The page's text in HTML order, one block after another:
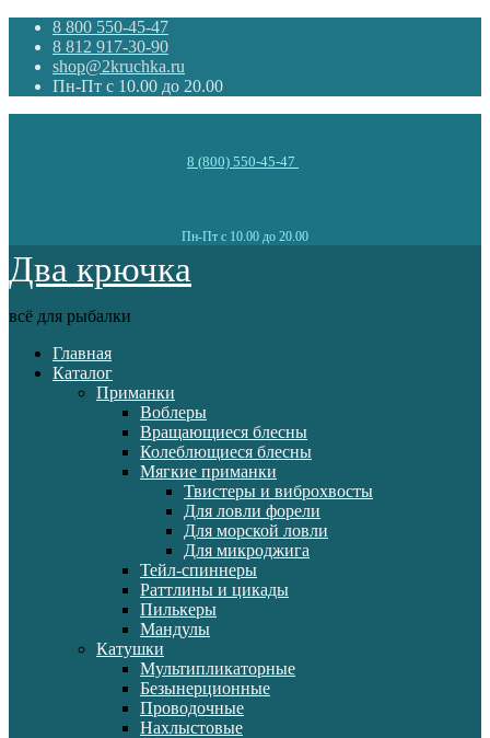
8 800 550-45-47
8 812 917-30-90
shop@2kruchka.ru
Пн-Пт с 10.00 до 20.00
8 (800) 550-45-47
Пн-Пт с 10.00 до 20.00
Два крючка
всё для рыбалки
Главная
Каталог
Приманки
Воблеры
Вращающиеся блесны
Колеблющиеся блесны
Мягкие приманки
Твистеры и виброхвосты
Для ловли форели
Для морской ловли
Для микроджига
Тейл-спиннеры
Раттлины и цикады
Пилькеры
Мандулы
Катушки
Мультипликаторные
Безынерционные
Проводочные
Нахлыстовые